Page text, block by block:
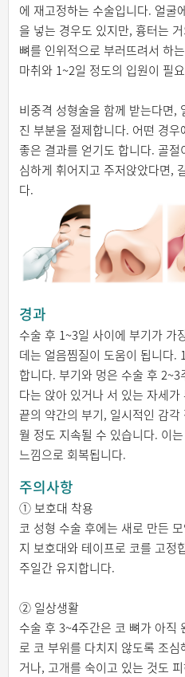
에 재고정하는 수술입니다. 얼
을 넣는 경우도 있지만, 흉터는
뼈를 인위적으로 부러뜨려서 하
마취와 1~2일 정도의 입원이 필
비중격 성형술을 함께 받는다면,
진 부분을 절제합니다. 어떤 경
좋은 결과를 얻기도 합니다. 골
심하게 휘어지고 주저앉았다면,
다.
경과
수술 후 1~3일 사이에 부기가 가
데는 얼음찜질이 도움이 됩니다.
합니다. 부기와 멍은 수술 후
다는 앉아 있거나 서 있는 자세
끝의 약간의 부기, 일시적인 감
월 정도 지속될 수 있습니다. 이
느낌으로 회복됩니다.
주의사항
① 보호대 착용
코 성형 수술 후에는 새로 만든
지 보호대와 테이프로 코를 고정
주일간 유지합니다.
② 일상생활
수술 후 3~4주간은 코 뼈가 아직
로 코 부위를 다치지 않도록 조
거나, 고개를 숙이고 있는 것도